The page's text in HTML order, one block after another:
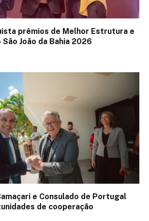
prêmios de Melhor Estrutura e
João da Bahia 2026
e Consulado de Portugal
de cooperação